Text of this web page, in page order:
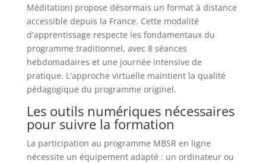
Méditation) propose désormais un format à distance
accessible depuis la France. Cette modalité
d'apprentissage respecte les fondamentaux du
programme traditionnel, avec 8 séances
hebdomadaires et une journée intensive de
pratique. L'approche virtuelle maintient la qualité
pédagogique du programme originel.
Les outils numériques nécessaires
pour suivre la formation
La participation au programme MBSR en ligne
nécessite un équipement adapté : un ordinateur ou